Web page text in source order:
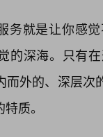
务就是让你感
的深海。只有
而外的、深层
质。